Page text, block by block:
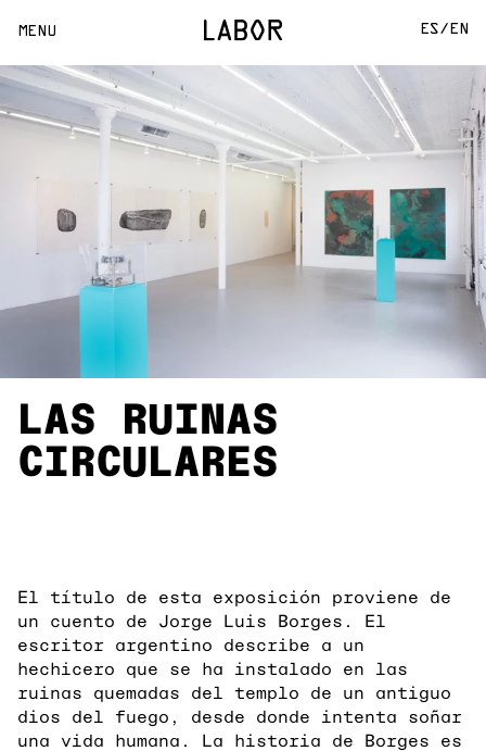
MENU ES/ EN
LAS RUINAS
CIRCULARES
El título de esta exposición proviene de
un cuento de Jorge Luis Borges. El
escritor argentino describe a un
hechicero que se ha instalado en las
ruinas quemadas del templo de un antiguo
dios del fuego, desde donde intenta soñar
una vida humana. La historia de Borges es